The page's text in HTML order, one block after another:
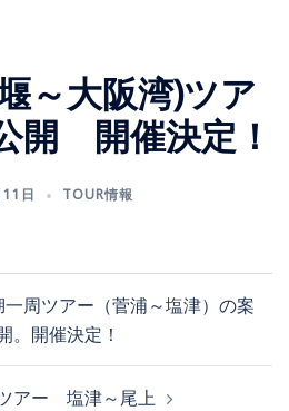
～大阪湾)ツア
開 開催決定！
日 TOUR情報
周ツアー（菅浦～塩津）の案
。開催決定！
アー 塩津～尾上